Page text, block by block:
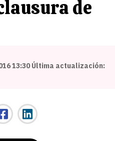
de
13:30 Última actualización: